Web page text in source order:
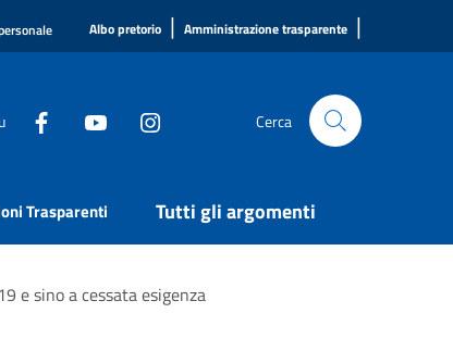
Albo pretorio | Amministrazione trasparente |
Cerca
Trasparenti Tutti gli argomenti
e sino a cessata esigenza